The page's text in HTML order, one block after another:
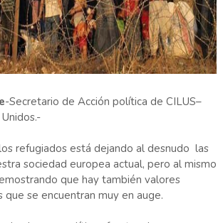
-Secretario de Acción política de CILUS–
refugiados está dejando al desnudo las
sociedad europea actual, pero al mismo
que hay también valores
que se encuentran muy en auge.